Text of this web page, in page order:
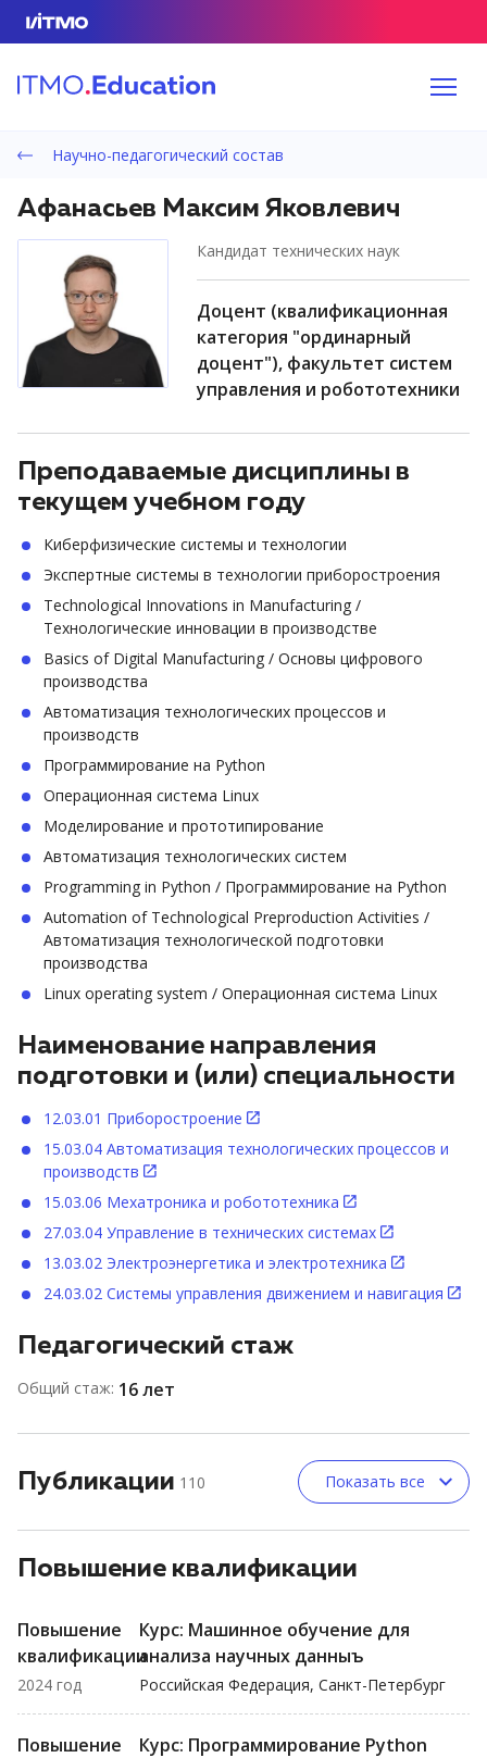
Научно-педагогический состав
Афанасьев Максим Яковлевич
кандидат технических наук
доцент (квалификационная
категория "ординарный
доцент"), факультет систем
управления и робототехники
Преподаваемые дисциплины в
текущем учебном году
Киберфизические системы и технологии
Экспертные системы в технологии приборостроения
Technological Innovations in Manufacturing /
Технологические инновации в производстве
Basics of Digital Manufacturing / Основы цифрового
производства
Автоматизация технологических процессов и
производств
Программирование на Python
Операционная система Linux
Моделирование и прототипирование
Автоматизация технологических систем
Programming in Python / Программирование на Python
Automation of Technological Preproduction Activities /
Автоматизация технологической подготовки
производства
Linux operating system / Операционная система Linux
Наименование направления
подготовки и (или) специальности
12.03.01 Приборостроение
15.03.04 Автоматизация технологических процессов и
производств
15.03.06 Мехатроника и робототехника
27.03.04 Управление в технических системах
13.03.02 Электроэнергетика и электротехника
24.03.02 Системы управления движением и навигация
Педагогический стаж
Общий стаж: 16 лет
Публикации 110 Показать все
Повышение квалификации
Повышение
квалификации
2024 год
Курс: Машинное обучение для
анализа научных данныъ
Российская Федерация, Санкт-Петербург
Повышение
Курс: Программирование Python